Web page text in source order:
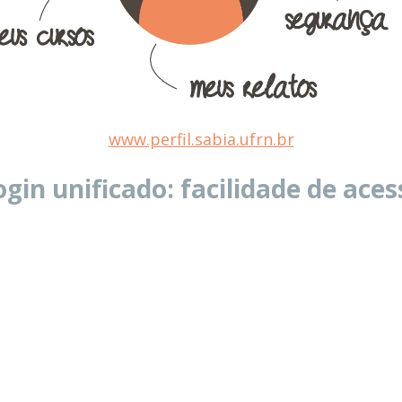
www.perfil.sabia.ufrn.br
unificado: facilidade de